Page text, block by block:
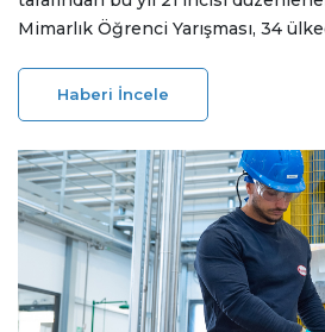
Mimarlık Öğrenci Yarışması, 34
tamamlandı. Yarışmada birincilik
ekibi kazanırken, Türkiye'yi Ankara
Haberi İncele